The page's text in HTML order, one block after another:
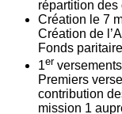
répartition des
Création le 7
Création de
Fonds
1er versements
Premiers
contribution
mission 1